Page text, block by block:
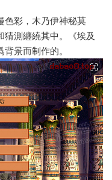
色彩，木乃伊神秘莫
測纏繞其中。《埃及
景而制作的。